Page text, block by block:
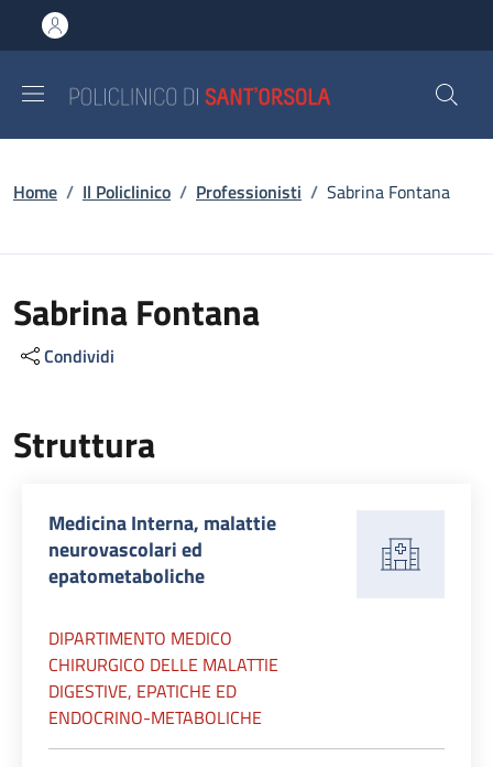
al contenuto principale
to footer content
Briciole di pane
Home / Il Policlinico / Professionisti / Sabrina Fontana
Sabrina Fontana
Condividi
Struttura
Medicina Interna, malattie
neurovascolari ed
epatometaboliche
DIPARTIMENTO MEDICO
CHIRURGICO DELLE MALATTIE
DIGESTIVE, EPATICHE ED
ENDOCRINO-METABOLICHE